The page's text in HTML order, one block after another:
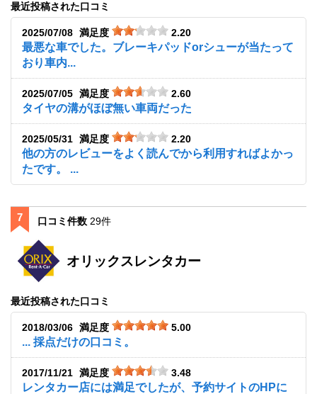
最近投稿された口コミ
2025/07/08 満足度 2.20
最悪な車でした。ブレーキパッドorシューが当たって
おり車内...
2025/07/05 満足度 2.60
タイヤの溝がほぼ無い車両だった
2025/05/31 満足度 2.20
他の方のレビューをよく読んでから利用すればよかっ
たです。 ...
口コミ件数 29件
オリックスレンタカー
最近投稿された口コミ
2018/03/06 満足度 5.00
... 採点だけの口コミ。
2017/11/21 満足度 3.48
レンタカー店には満足でしたが、予約サイトのHPに
7